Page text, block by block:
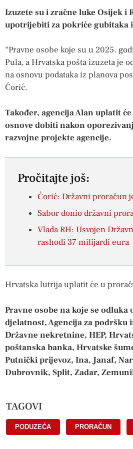
Izuzete su i zračne luke Osijek i
upotrijebiti za pokriće gubitaka
“Pravne osobe koje su u 2025.
Pula, a Hrvatska pošta izuzeta je
na osnovu podataka iz planova
Ćorić.
Također, agencija Alan uplatit
osnove dobiti nakon
razvojne projekte agencije.
Pročitajte još:
Ćorić: Državni proračun
Sabor donio državni
Vlada RH: Usvojen
rashodi 37 milijardi eura
Hrvatska lutrija uplatit će u
Pravne osobe na koje se odluka
djelatnost, Agencija za
Državne nekretnine, HEP,
poštanska banka, Hrvatske
Putnički prijevoz, Ina, Janaf,
Dubrovnik, Split, Zadar,
TAGOVI
PODUZEĆA PRORAČUN